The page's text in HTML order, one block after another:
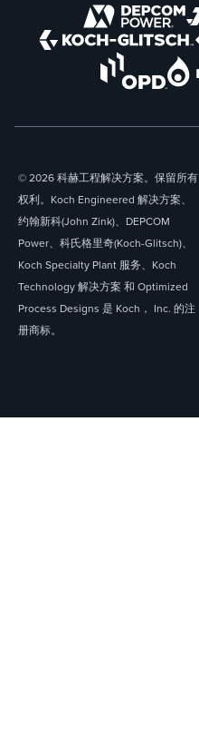
© 2026 科赫工程解决方案。保留所有
权利。Koch Engineered 解决方案、
约翰新科(John Zink)、DEPCOM
Power、科氏格里奇(Koch-Glitsch)、
Koch Specialty Plant 服务、Koch
Technology 解决方案 和 Optimized
Process Designs 是 Koch， Inc. 的注
册商标。